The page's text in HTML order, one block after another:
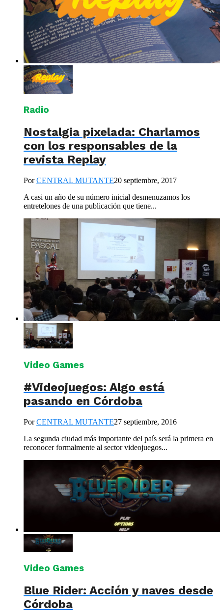
Radio
Nostalgia pixelada: Charlamos
con los responsables de la
revista Replay
PorCENTRAL MUTANTE20 septiembre, 2017
A casi un año de su número inicial desmenuzamos los
entretelones de una publicación que tiene...
Video Games
#Videojuegos: Algo está
pasando en Córdoba
PorCENTRAL MUTANTE27 septiembre, 2016
La segunda ciudad más importante del país será la primera en
reconocer formalmente al sector videojuegos...
Video Games
Blue Rider: Acción y naves desde
Córdoba